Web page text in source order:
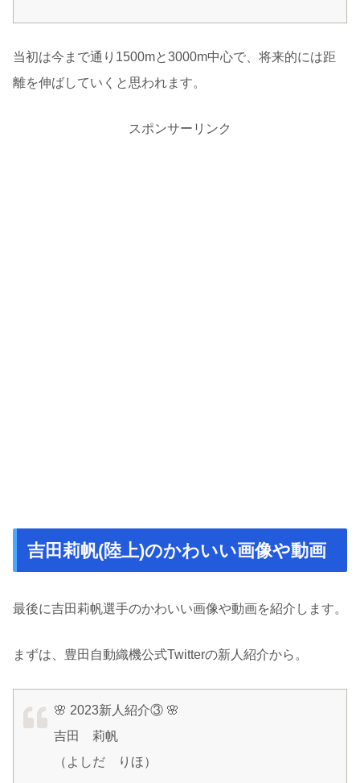
当初は今まで通り1500mと3000m中心で、将来的には距
離を伸ばしていくと思われます。
スポンサーリンク
吉田莉帆(陸上)のかわいい画像や動画
最後に吉田莉帆選手のかわいい画像や動画を紹介します。
まずは、豊田自動織機公式Twitterの新人紹介から。
🌸 2023新人紹介③ 🌸
吉田 莉帆
（よしだ りほ）